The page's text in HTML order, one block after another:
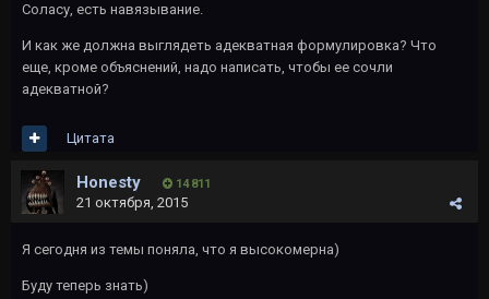
Соласу, есть навязывание.
И как же должна выглядеть адекватная формулировка? Что
еще, кроме объяснений, надо написать, чтобы ее сочли
адекватной?
Цитата
Honesty 14 811
21 октября, 2015
Я сегодня из темы поняла, что я высокомерна)
Буду теперь знать)